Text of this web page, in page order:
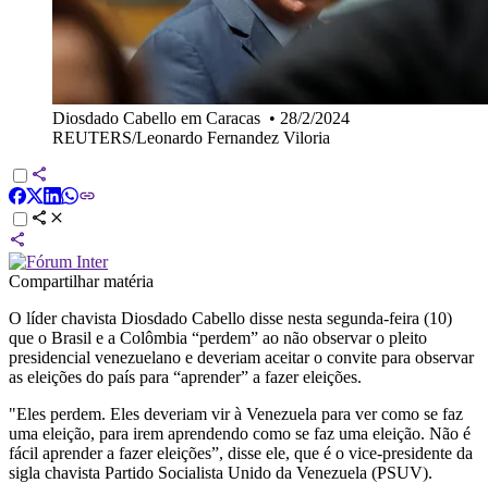
Diosdado Cabello em Caracas • 28/2/2024
REUTERS/Leonardo Fernandez Viloria
Compartilhar matéria
O líder chavista Diosdado Cabello disse nesta segunda-feira (10)
que o Brasil e a Colômbia “perdem” ao não observar o pleito
presidencial venezuelano e deveriam aceitar o convite para observar
as eleições do país para “aprender” a fazer eleições.
"Eles perdem. Eles deveriam vir à Venezuela para ver como se faz
uma eleição, para irem aprendendo como se faz uma eleição. Não é
fácil aprender a fazer eleições”, disse ele, que é o vice-presidente da
sigla chavista Partido Socialista Unido da Venezuela (PSUV).